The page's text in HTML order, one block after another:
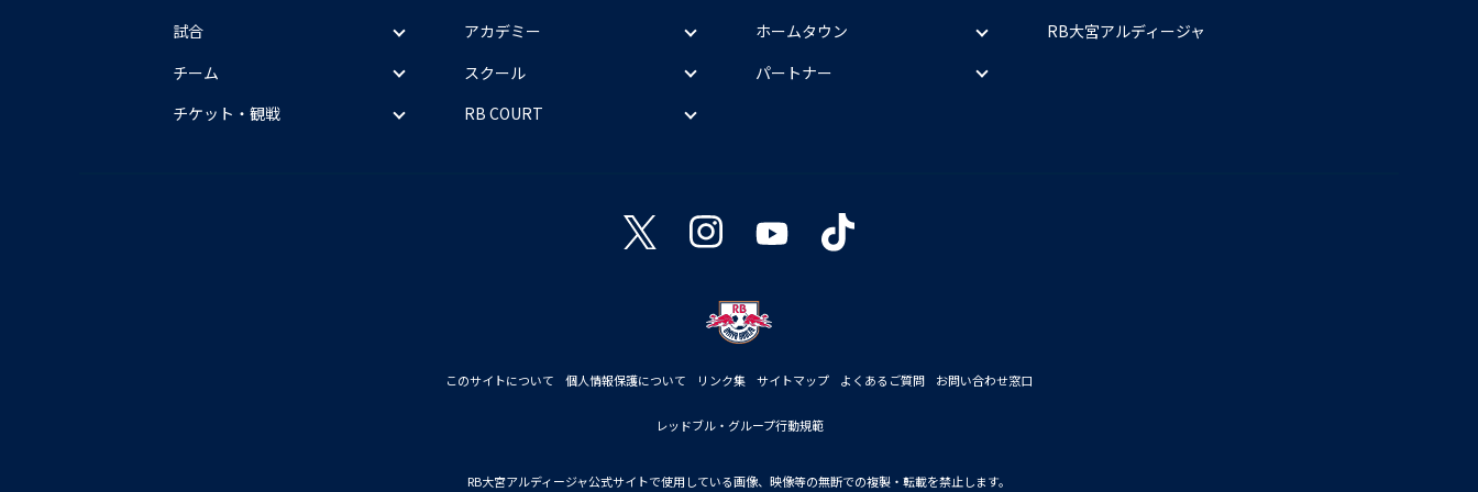
試合
チーム
チケット・観戦
アカデミー
スクール
RB COURT
ホームタウン
パートナー
RB大宮アルディージャ
このサイトについて 個人情報保護について リンク集 サイトマップ よくあるご質問 お問い合わせ窓口
レッドブル・グループ行動規範
RB大宮アルディージャ公式サイトで使用している画像、映像等の無断での複製・転載を禁止します。